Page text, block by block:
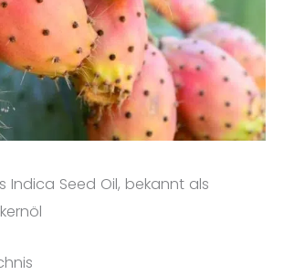
Indica Seed Oil, bekannt als